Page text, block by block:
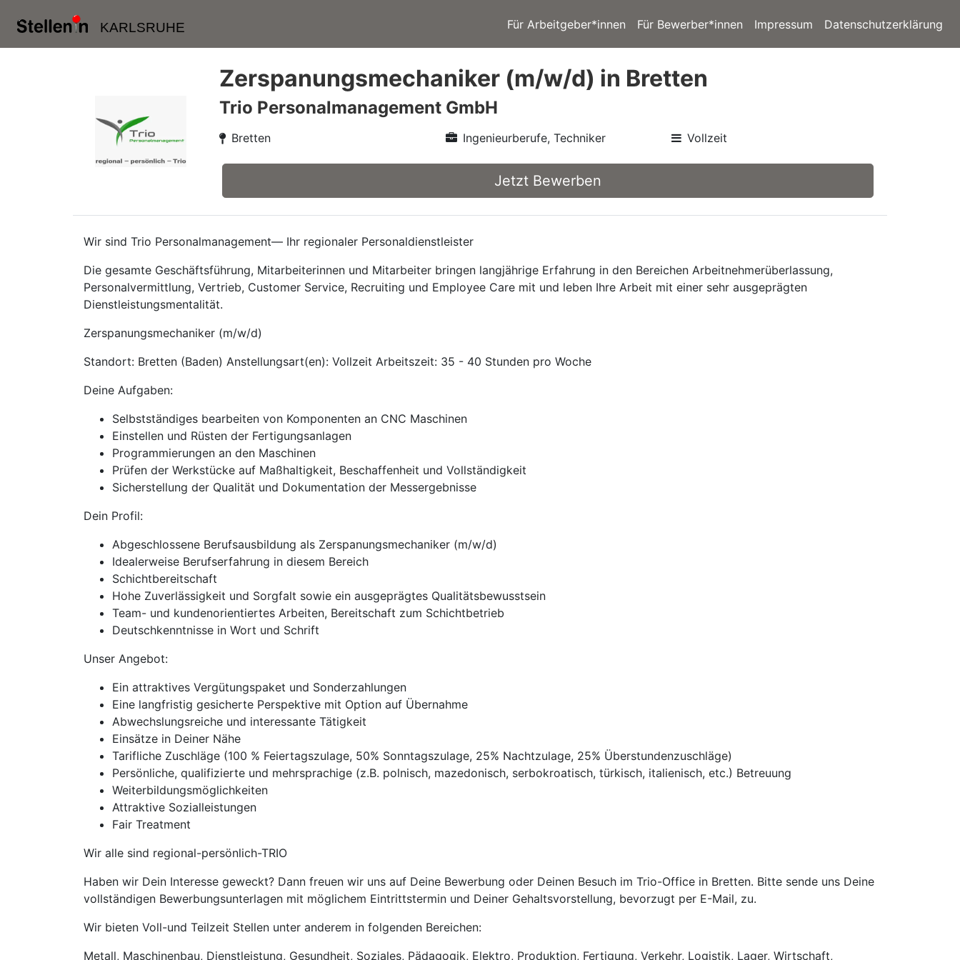
KARLSRUHE Für Arbeitgeber*innen Für Bewerber*innen Impressum Datenschutzerklärung
Zerspanungsmechaniker (m/w/d) in Bretten
Trio Personalmanagement GmbH
Bretten Ingenieurberufe, Techniker Vollzeit
Jetzt Bewerben
Wir sind Trio Personalmanagement— Ihr regionaler Personaldienstleister
Die gesamte Geschäftsführung, Mitarbeiterinnen und Mitarbeiter bringen langjährige Erfahrung in den Bereichen Arbeitnehmerüberlassung,
Personalvermittlung, Vertrieb, Customer Service, Recruiting und Employee Care mit und leben Ihre Arbeit mit einer sehr ausgeprägten
Dienstleistungsmentalität.
Zerspanungsmechaniker (m/w/d)
Standort: Bretten (Baden) Anstellungsart(en): Vollzeit Arbeitszeit: 35 - 40 Stunden pro Woche
Deine Aufgaben:
Selbstständiges bearbeiten von Komponenten an CNC Maschinen
Einstellen und Rüsten der Fertigungsanlagen
Programmierungen an den Maschinen
Prüfen der Werkstücke auf Maßhaltigkeit, Beschaffenheit und Vollständigkeit
Sicherstellung der Qualität und Dokumentation der Messergebnisse
Dein Profil:
Abgeschlossene Berufsausbildung als Zerspanungsmechaniker (m/w/d)
Idealerweise Berufserfahrung in diesem Bereich
Schichtbereitschaft
Hohe Zuverlässigkeit und Sorgfalt sowie ein ausgeprägtes Qualitätsbewusstsein
Team- und kundenorientiertes Arbeiten, Bereitschaft zum Schichtbetrieb
Deutschkenntnisse in Wort und Schrift
Unser Angebot:
Ein attraktives Vergütungspaket und Sonderzahlungen
Eine langfristig gesicherte Perspektive mit Option auf Übernahme
Abwechslungsreiche und interessante Tätigkeit
Einsätze in Deiner Nähe
Tarifliche Zuschläge (100 % Feiertagszulage, 50% Sonntagszulage, 25% Nachtzulage, 25% Überstundenzuschläge)
Persönliche, qualifizierte und mehrsprachige (z.B. polnisch, mazedonisch, serbokroatisch, türkisch, italienisch, etc.) Betreuung
Weiterbildungsmöglichkeiten
Attraktive Sozialleistungen
Fair Treatment
Wir alle sind regional-persönlich-TRIO
Haben wir Dein Interesse geweckt? Dann freuen wir uns auf Deine Bewerbung oder Deinen Besuch im Trio-Office in Bretten. Bitte sende uns Deine
vollständigen Bewerbungsunterlagen mit möglichem Eintrittstermin und Deiner Gehaltsvorstellung, bevorzugt per E-Mail, zu.
Wir bieten Voll-und Teilzeit Stellen unter anderem in folgenden Bereichen:
Metall, Maschinenbau, Dienstleistung, Gesundheit, Soziales, Pädagogik, Elektro, Produktion, Fertigung, Verkehr, Logistik, Lager, Wirtschaft,